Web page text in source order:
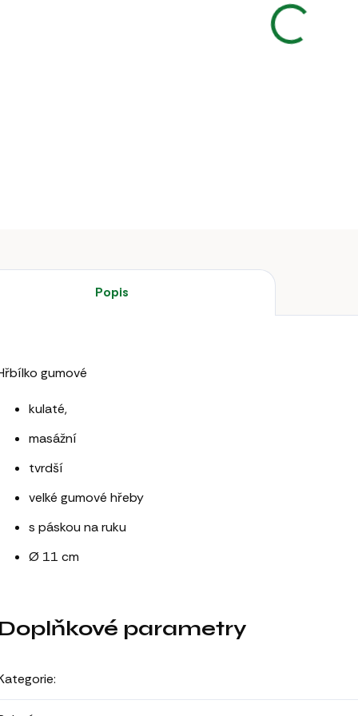
Popis
gumové
kulaté,
masážní
tvrdší
velké gumové hřeby
s páskou na ruku
Ø 11 cm
Doplňkové parametry
: